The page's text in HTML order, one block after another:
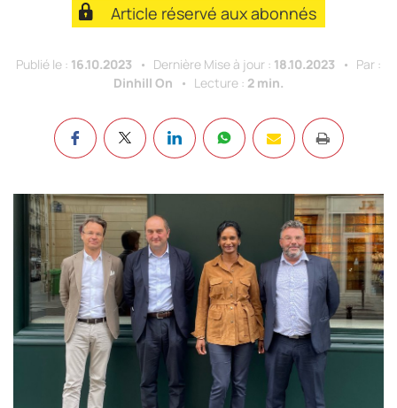
Article réservé aux abonnés
Publié le : 16.10.2023 Dernière Mise à jour : 18.10.2023
Par :
Dinhill On
Lecture : 2 min.